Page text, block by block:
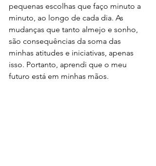
pequenas escolhas que faço minuto a
minuto, ao longo de cada dia. As
mudanças que tanto almejo e sonho,
são consequências da soma das
minhas atitudes e iniciativas, apenas
isso. Portanto, aprendi que o meu
futuro está em minhas mãos.